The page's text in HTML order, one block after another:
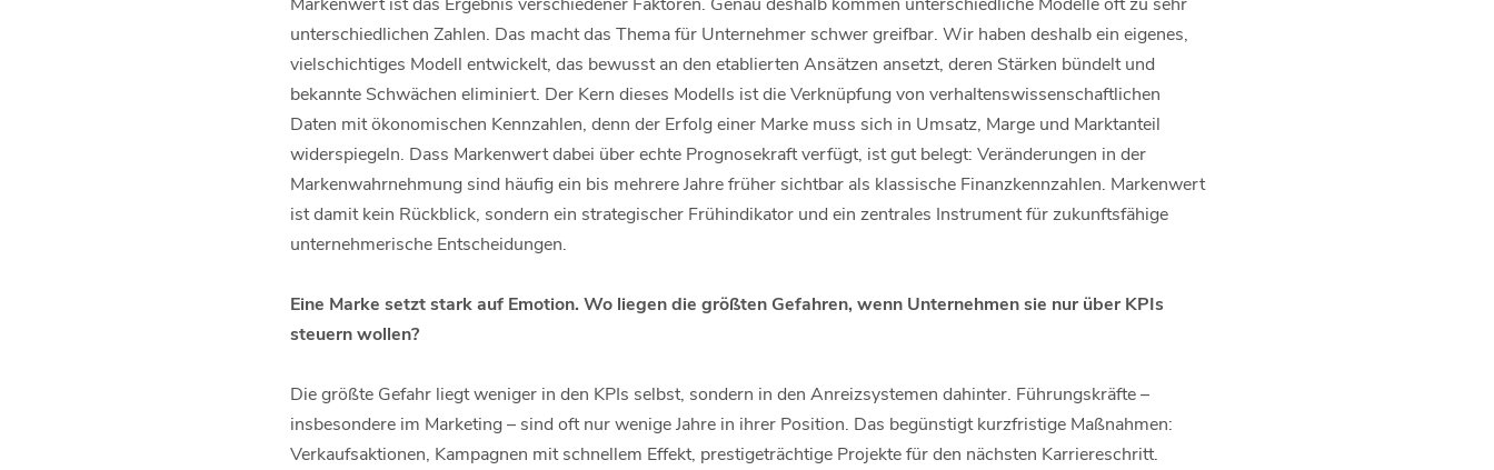
unterschiedlichen Zahlen. Das macht das Thema für Unternehmer schwer greifbar. Wir haben deshalb ein eigenes,
vielschichtiges Modell entwickelt, das bewusst an den etablierten Ansätzen ansetzt, deren Stärken bündelt und
bekannte Schwächen eliminiert. Der Kern dieses Modells ist die Verknüpfung von verhaltenswissenschaftlichen
Daten mit ökonomischen Kennzahlen, denn der Erfolg einer Marke muss sich in Umsatz, Marge und Marktanteil
widerspiegeln. Dass Markenwert dabei über echte Prognosekraft verfügt, ist gut belegt: Veränderungen in der
Markenwahrnehmung sind häufig ein bis mehrere Jahre früher sichtbar als klassische Finanzkennzahlen. Markenwert
ist damit kein Rückblick, sondern ein strategischer Frühindikator und ein zentrales Instrument für zukunftsfähige
unternehmerische Entscheidungen.
Eine Marke setzt stark auf Emotion. Wo liegen die größten Gefahren, wenn Unternehmen sie nur über KPIs
steuern wollen?
Die größte Gefahr liegt weniger in den KPIs selbst, sondern in den Anreizsystemen dahinter. Führungskräfte –
insbesondere im Marketing – sind oft nur wenige Jahre in ihrer Position. Das begünstigt kurzfristige Maßnahmen:
Verkaufsaktionen, Kampagnen mit schnellem Effekt, prestigeträchtige Projekte für den nächsten Karriereschritt.